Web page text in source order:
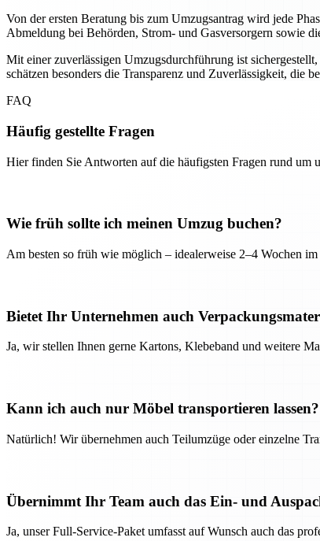
Von der ersten Beratung bis zum Umzugsantrag wird jede
Abmeldung bei Behörden, Strom- und Gasversorgern sowie
Mit einer zuverlässigen Umzugsdurchführung ist
schätzen besonders die Transparenz und Zuverlässigkeit, die
FAQ
Häufig gestellte Fragen
Hier finden Sie Antworten auf die häufigsten Fragen rund um
Wie früh sollte ich meinen Umzug buchen?
Am besten so früh wie möglich – idealerweise 2–4 Wochen
Bietet Ihr Unternehmen auch
Ja, wir stellen Ihnen gerne Kartons, Klebeband und weitere
Kann ich auch nur Möbel transportieren lassen?
Natürlich! Wir übernehmen auch Teilumzüge oder einzelne
Übernimmt Ihr Team auch das Ein- und
Ja, unser Full-Service-Paket umfasst auf Wunsch auch das